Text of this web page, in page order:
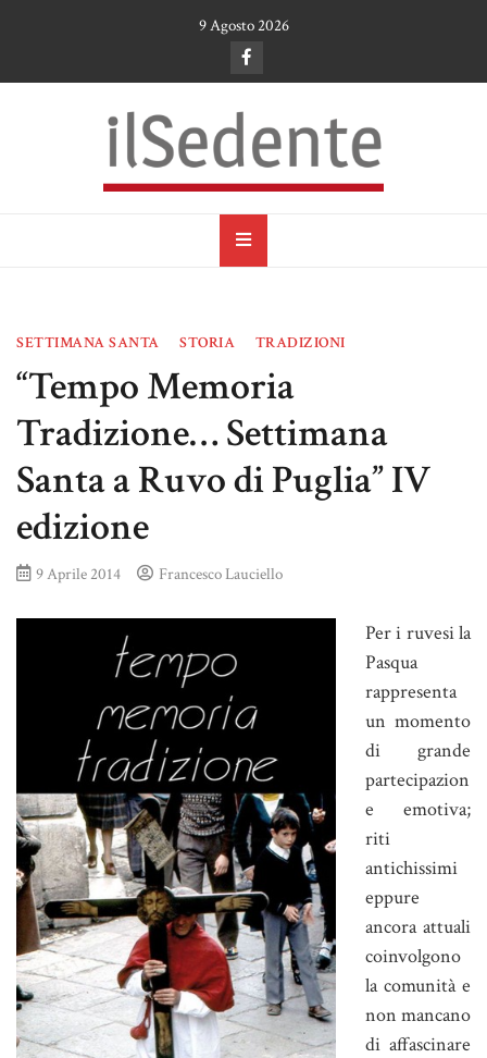
9 Agosto 2026
il Sedente
SETTIMANA SANTA STORIA TRADIZIONI
“Tempo Memoria
Tradizione… Settimana
Santa a Ruvo di Puglia” IV
edizione
9 Aprile 2014 Francesco Lauciello
Per i ruvesi la
Pasqua
rappresenta
un momento
di grande
partecipazion
e emotiva;
riti
antichissimi
eppure
ancora attuali
coinvolgono
la comunità e
non mancano
di affascinare